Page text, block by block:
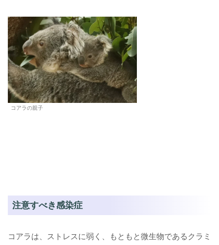
コアラの親子
注意すべき感染症
コアラは、ストレスに弱く、もともと微生物であるクラミ